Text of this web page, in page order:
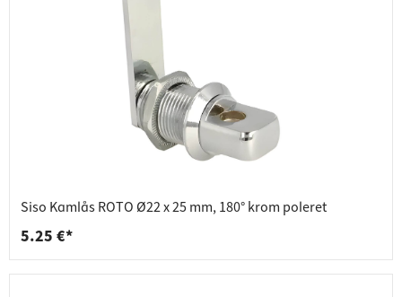
Siso Kamlås ROTO Ø22 x 25 mm, 180° krom poleret
5.25 €*